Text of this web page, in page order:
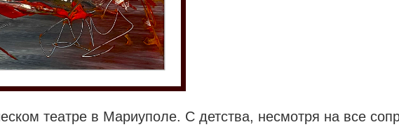
театре в Мариуполе. С детства, несмотря на все